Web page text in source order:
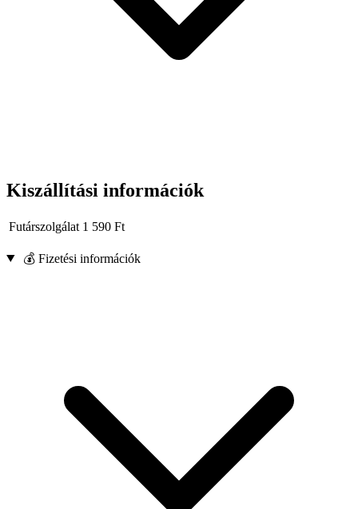
Kiszállítási információk
Futárszolgálat 1 590 Ft
💰 Fizetési információk